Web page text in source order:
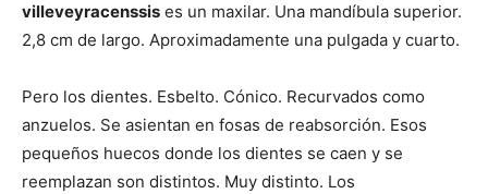
villeveyracenssis es un maxilar. Una mandíbula superior.
2,8 cm de largo. Aproximadamente una pulgada y cuarto.
Pero los dientes. Esbelto. Cónico. Recurvados como
anzuelos. Se asientan en fosas de reabsorción. Esos
pequeños huecos donde los dientes se caen y se
reemplazan son distintos. Muy distinto. Los